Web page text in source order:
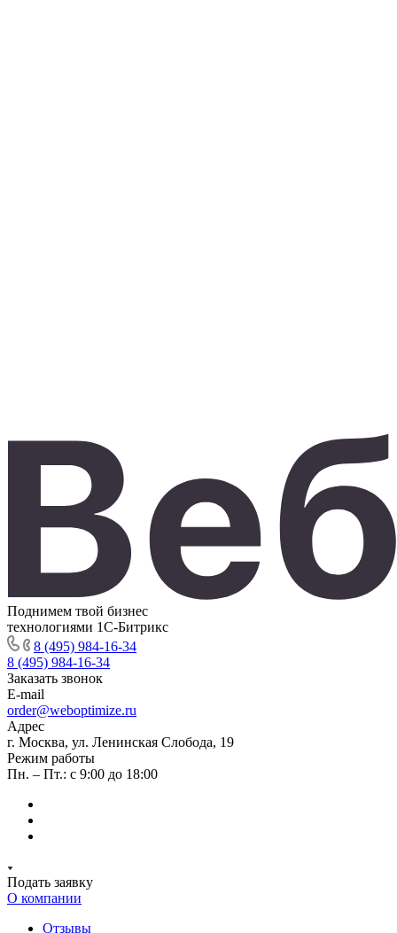
Поднимем твой бизнес
технологиями 1С-Битрикс
8 (495) 984-16-34
8 (495) 984-16-34
Заказать звонок
E-mail
order@weboptimize.ru
Адрес
г. Москва, ул. Ленинская Слобода, 19
Режим работы
Пн. – Пт.: с 9:00 до 18:00
Подать заявку
О компании
Отзывы